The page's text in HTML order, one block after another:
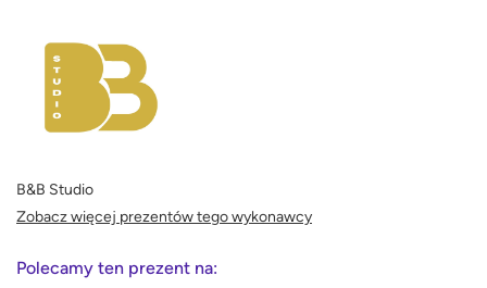
B&B Studio
Zobacz więcej prezentów tego wykonawcy
Polecamy ten prezent na: